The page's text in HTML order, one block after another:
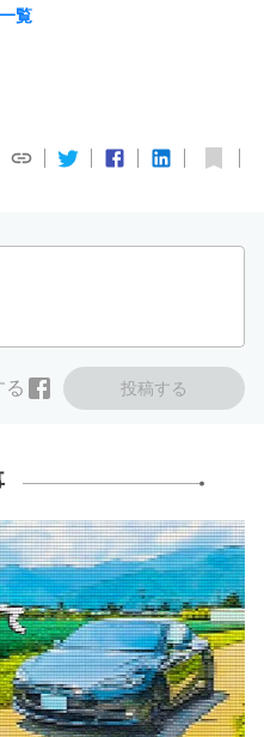
覧
投稿する
る